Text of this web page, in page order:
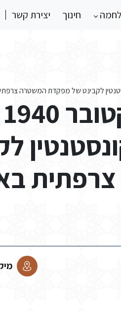
חינוך יצירת קשר
דו"ח יומי של 28 באוקטובר 1940